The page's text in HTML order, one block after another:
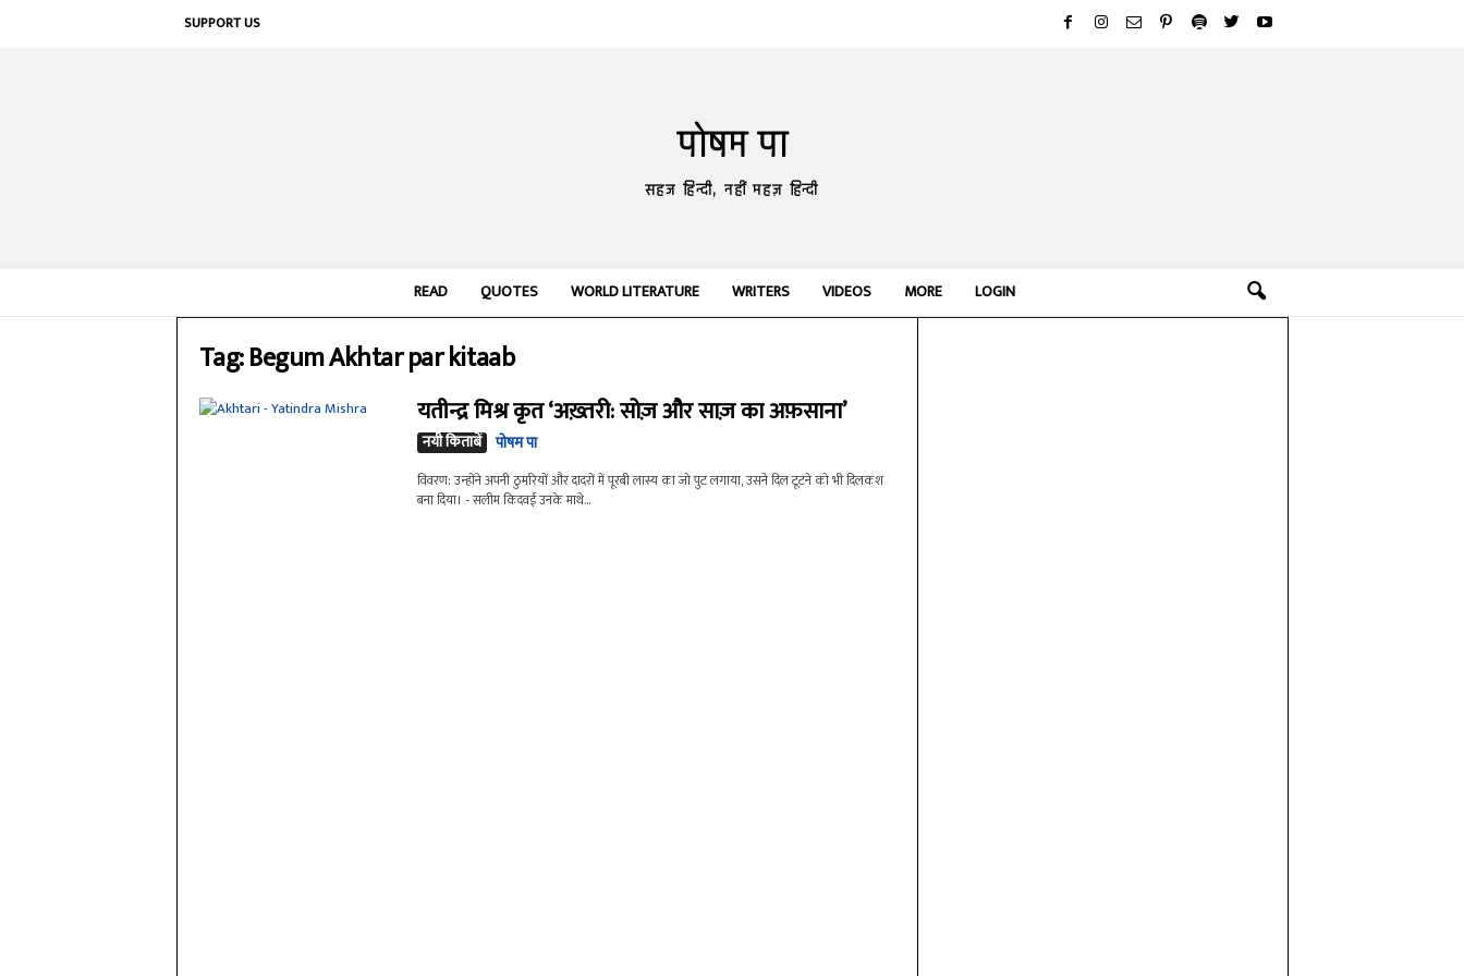
SUPPORT US
पोषम पा
सहज हिन्दी, नहीं महज़ हिन्दी
READ QUOTES WORLD LITERATURE WRITERS VIDEOS MORE LOGIN
Tag: Begum Akhtar par kitaab
यतीन्द्र मिश्र कृत ‘अख़्तरी: सोज़ और साज़ का अफ़साना’
नयी किताबें पोषम पा
विवरण: उन्होंने अपनी ठुमरियों और दादरों में पूरबी लास्य का जो पुट लगाया, उसने दिल टूटने को भी दिलकश
बना दिया। - सलीम किदवई उनके माथे...